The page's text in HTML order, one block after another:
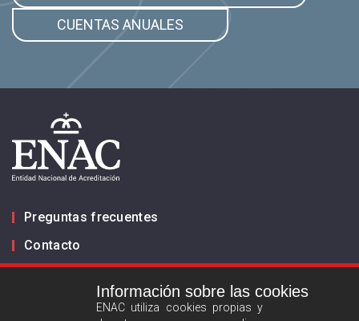
CUENTAS ANUALES
Preguntas frecuentes
Contacto
Información sobre las cookies
ENAC utiliza cookies propias y